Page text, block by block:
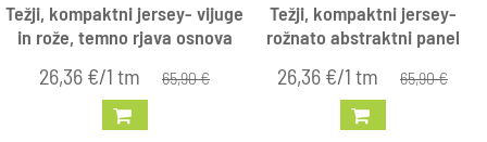
Težji, kompaktni jersey- vijuge
in rože, temno rjava osnova
26,36 €/1 tm 65,90 €
Težji, kompaktni jersey-
rožnato abstraktni panel
26,36 €/1 tm 65,90 €